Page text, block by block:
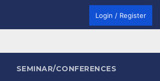
Login / Register
SEMINAR/CONFERENCES